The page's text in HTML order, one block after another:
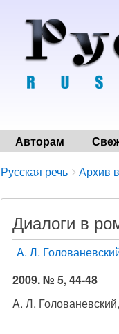
Авторам
Breadcrumbs
You
here:
Русская речь Архив
Диалоги в
A. Л.
2009. № 5, 44-48
A. Л.